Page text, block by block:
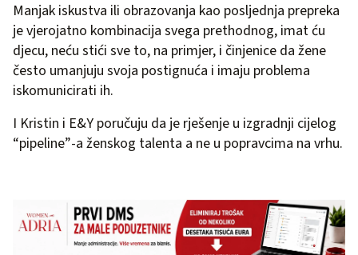
Manjak iskustva ili obrazovanja kao posljednja prepreka
je vjerojatno kombinacija svega prethodnog, imat ću
djecu, neću stići sve to, na primjer, i činjenice da žene
često umanjuju svoja postignuća i imaju problema
iskomunicirati ih.
I Kristin i E&Y poručuju da je rješenje u izgradnji cijelog
“pipeline”-a ženskog talenta a ne u popravcima na vrhu.